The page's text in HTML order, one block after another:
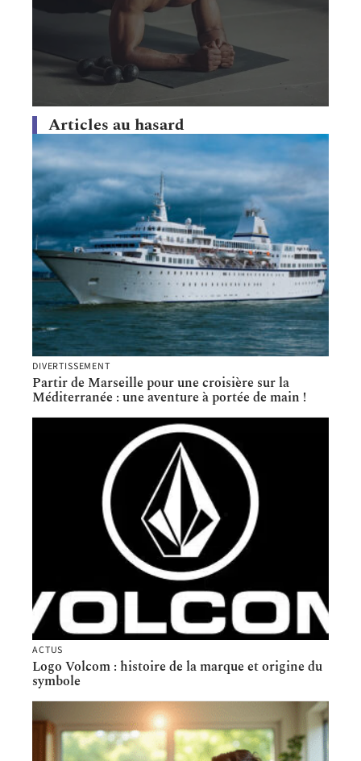
Articles au hasard
DIVERTISSEMENT
Partir de Marseille pour une croisière sur la
Méditerranée : une aventure à portée de main !
ACTUS
Logo Volcom : histoire de la marque et origine du
symbole